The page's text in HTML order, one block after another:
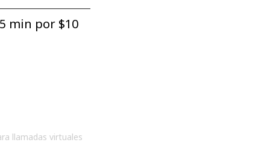
min por ⁦$10⁩
llamadas virtuales